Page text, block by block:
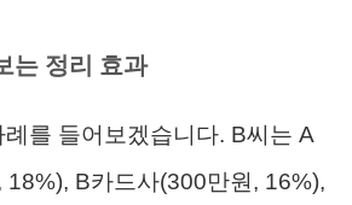
는 정리 효과
를 들어보겠습니다. B씨는 A
18%), B카드사(300만원, 16%),